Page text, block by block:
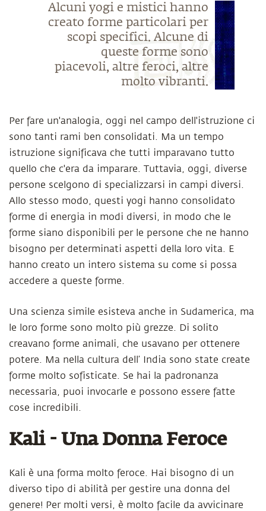
Alcuni yogi e mistici hanno
creato forme particolari per
scopi specifici. Alcune di
queste forme sono
piacevoli, altre feroci, altre
molto vibranti.
Per fare un'analogia, oggi nel campo dell'istruzione ci
sono tanti rami ben consolidati. Ma un tempo
istruzione significava che tutti imparavano tutto
quello che c'era da imparare. Tuttavia, oggi, diverse
persone scelgono di specializzarsi in campi diversi.
Allo stesso modo, questi yogi hanno consolidato
forme di energia in modi diversi, in modo che le
forme siano disponibili per le persone che ne hanno
bisogno per determinati aspetti della loro vita. E
hanno creato un intero sistema su come si possa
accedere a queste forme.
Una scienza simile esisteva anche in Sudamerica, ma
le loro forme sono molto più grezze. Di solito
creavano forme animali, che usavano per ottenere
potere. Ma nella cultura dell’ India sono state create
forme molto sofisticate. Se hai la padronanza
necessaria, puoi invocarle e possono essere fatte
cose incredibili.
Kali - Una Donna Feroce
Kali è una forma molto feroce. Hai bisogno di un
diverso tipo di abilità per gestire una donna del
genere! Per molti versi, è molto facile da avvicinare